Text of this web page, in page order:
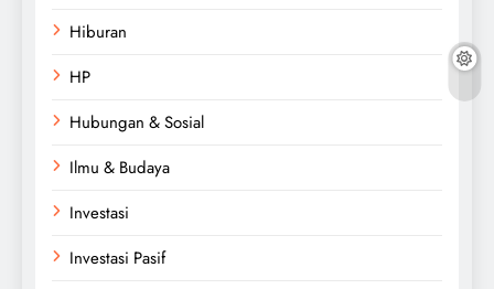
Hiburan
HP
Hubungan & Sosial
Ilmu & Budaya
Investasi
Investasi Pasif